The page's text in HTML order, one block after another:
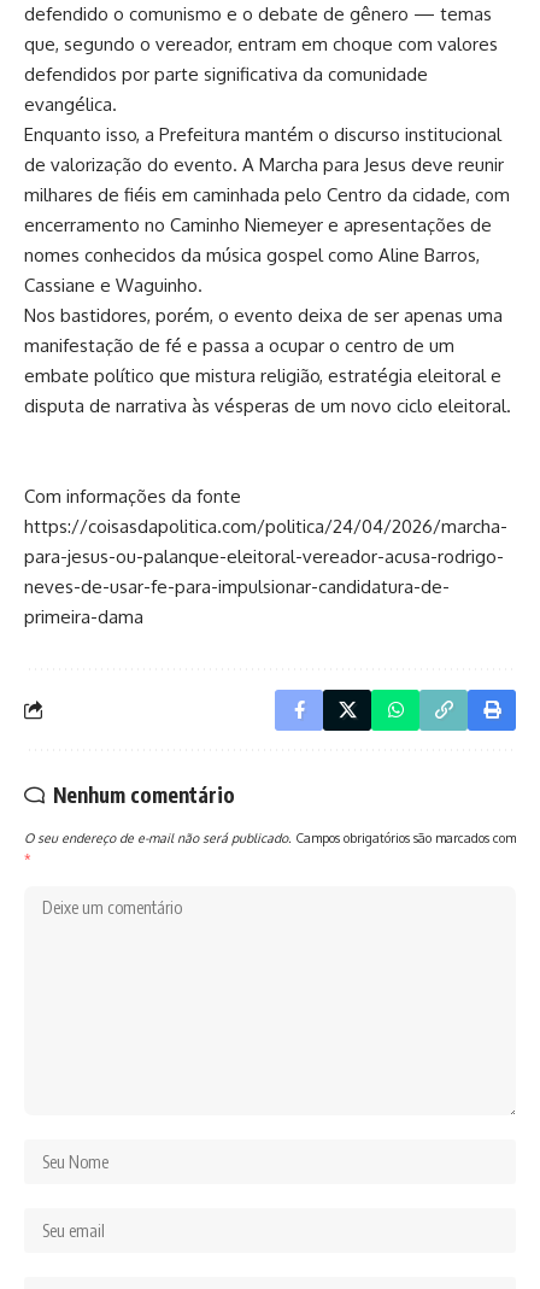
defendido o comunismo e o debate de gênero — temas
que, segundo o vereador, entram em choque com valores
defendidos por parte significativa da comunidade
evangélica.
Enquanto isso, a Prefeitura mantém o discurso institucional
de valorização do evento. A Marcha para Jesus deve reunir
milhares de fiéis em caminhada pelo Centro da cidade, com
encerramento no Caminho Niemeyer e apresentações de
nomes conhecidos da música gospel como Aline Barros,
Cassiane e Waguinho.
Nos bastidores, porém, o evento deixa de ser apenas uma
manifestação de fé e passa a ocupar o centro de um
embate político que mistura religião, estratégia eleitoral e
disputa de narrativa às vésperas de um novo ciclo eleitoral.
Com informações da fonte
https://coisasdapolitica.com/politica/24/04/2026/marcha-
para-jesus-ou-palanque-eleitoral-vereador-acusa-rodrigo-
neves-de-usar-fe-para-impulsionar-candidatura-de-
primeira-dama
Nenhum comentário
O seu endereço de e-mail não será publicado. Campos obrigatórios são marcados com
*